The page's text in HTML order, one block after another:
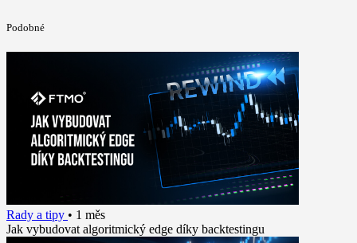
Podobné
Rady a tipy • 1 měs
Jak vybudovat algoritmický edge díky backtestingu